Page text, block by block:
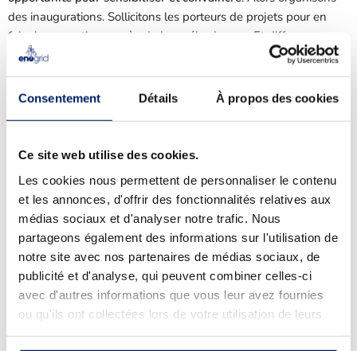
Consentement Détails À propos des cookies
Ce site web utilise des cookies.
Les cookies nous permettent de personnaliser le contenu
et les annonces, d'offrir des fonctionnalités relatives aux
médias sociaux et d'analyser notre trafic. Nous
partageons également des informations sur l'utilisation de
notre site avec nos partenaires de médias sociaux, de
publicité et d'analyse, qui peuvent combiner celles-ci
avec d'autres informations que vous leur avez fournies
ou qu'ils ont collectées lors de votre utilisation de leurs
des inaugurations. Sollicitons les porteurs de projets pour en
faire la promotion auprès de leurs élus locaux. Et diffusons ce
message.
L’autoconsommation collective allie décarbonation, souveraineté
rassemble : à nous de profiter de cette caisse de résonance !
La filière de
l’autoconsommation
collective est prête à changer
d’échelle